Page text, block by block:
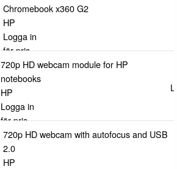
Chromebook x360 G2
HP
Logga in
för pris
720p HD webcam module for HP
notebooks
HP
Logga in
för pris
720p HD webcam with autofocus and USB
2.0
HP